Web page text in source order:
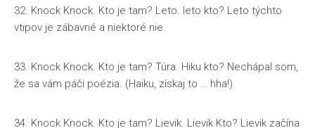
32. Knock Knock. Kto je tam? Leto. leto kto? Leto týchto
vtipov je zábavné a niektoré nie.
33. Knock Knock. Kto je tam? Túra. Hiku kto? Nechápal som,
že sa vám páči poézia. (Haiku, získaj to … hha!)
34. Knock Knock. Kto je tam? Lievik. Lievik Kto? Lievik začína